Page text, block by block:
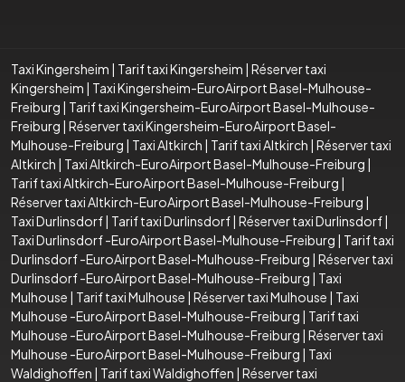
Taxi Kingersheim | Tarif taxi Kingersheim | Réserver taxi
Kingersheim | Taxi Kingersheim-EuroAirport Basel-Mulhouse-
Freiburg | Tarif taxi Kingersheim-EuroAirport Basel-Mulhouse-
Freiburg | Réserver taxi Kingersheim-EuroAirport Basel-
Mulhouse-Freiburg | Taxi Altkirch | Tarif taxi Altkirch | Réserver taxi
Altkirch | Taxi Altkirch-EuroAirport Basel-Mulhouse-Freiburg |
Tarif taxi Altkirch-EuroAirport Basel-Mulhouse-Freiburg |
Réserver taxi Altkirch-EuroAirport Basel-Mulhouse-Freiburg |
Taxi Durlinsdorf| Tarif taxi Durlinsdorf| Réserver taxi Durlinsdorf|
Taxi Durlinsdorf -EuroAirport Basel-Mulhouse-Freiburg | Tarif taxi
Durlinsdorf -EuroAirport Basel-Mulhouse-Freiburg | Réserver taxi
Durlinsdorf -EuroAirport Basel-Mulhouse-Freiburg | Taxi
Mulhouse | Tarif taxi Mulhouse | Réserver taxi Mulhouse | Taxi
Mulhouse -EuroAirport Basel-Mulhouse-Freiburg | Tarif taxi
Mulhouse -EuroAirport Basel-Mulhouse-Freiburg | Réserver taxi
Mulhouse -EuroAirport Basel-Mulhouse-Freiburg | Taxi
Waldighoffen | Tarif taxi Waldighoffen | Réserver taxi